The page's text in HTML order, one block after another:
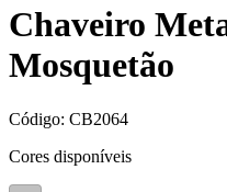
Chaveiro
Mosquetão
Código: CB2064
Cores disponíveis